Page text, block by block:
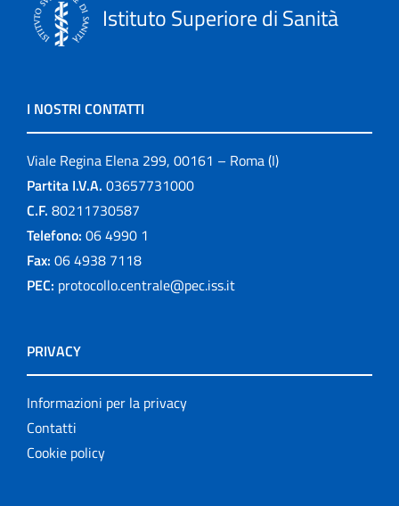
Istituto Superiore di Sanità
I NOSTRI CONTATTI
Viale Regina Elena 299, 00161 – Roma (I)
Partita I.V.A. 03657731000
C.F. 80211730587
Telefono: 06 4990 1
Fax: 06 4938 7118
PEC: protocollo.centrale@pec.iss.it
PRIVACY
Informazioni per la privacy
Contatti
Cookie policy